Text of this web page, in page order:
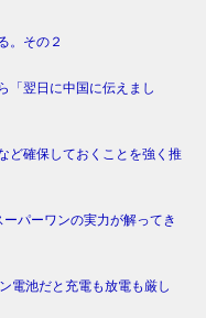
。その２
「翌日に中国に伝えまし
ど確保しておくことを強く推
パーワンの実力が解ってき
電池だと充電も放電も厳し